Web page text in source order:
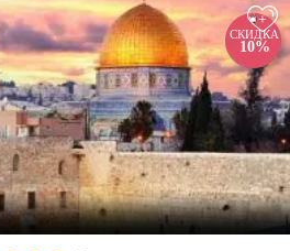
+
СКИДКА
10%